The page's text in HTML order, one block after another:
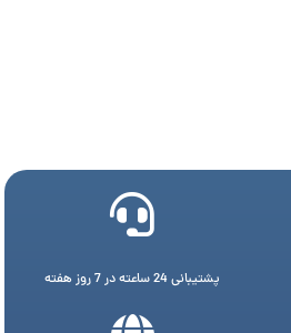
پشتیبانی 24 ساعته در 7 روز هفته